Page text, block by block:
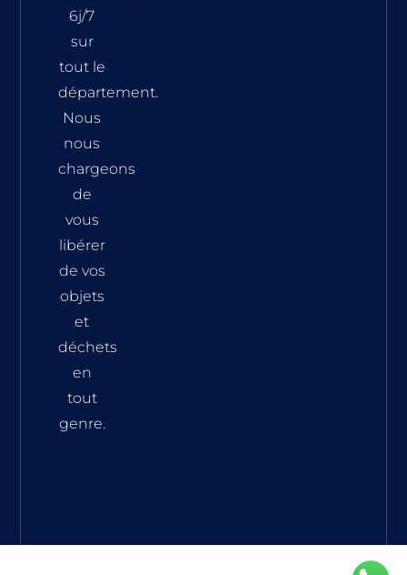
6j/7
sur
tout le
département.
Nous
nous
chargeons
de
vous
libérer
de vos
objets
et
déchets
en
tout
genre.